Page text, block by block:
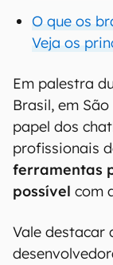
O que os
Veja os
Em palestra
Brasil, em
papel dos
profissionais
ferramentas
possível com
Vale destacar